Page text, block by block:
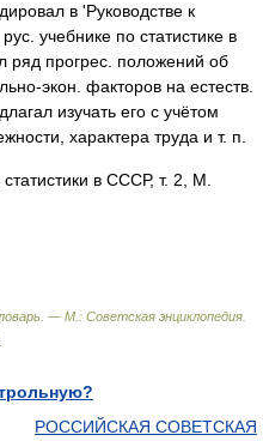
в 'Руководстве к
учебнике по статистике в
ряд прогрес. положений об
экон. факторов на естеств.
изучать его с учётом
характера труда и т. п.
в СССР, т. 2, М.
— М.: Советская энциклопедия
РОССИЙСКАЯ СОВЕТСКАЯ